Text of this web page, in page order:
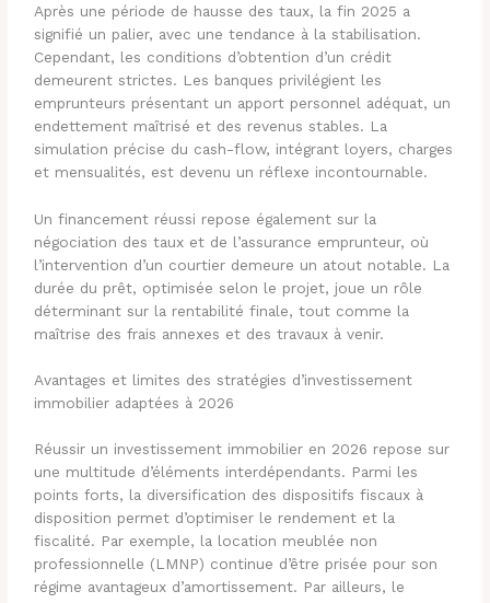
Après une période de hausse des taux, la fin 2025 a
signifié un palier, avec une tendance à la stabilisation.
Cependant, les conditions d’obtention d’un crédit
demeurent strictes. Les banques privilégient les
emprunteurs présentant un apport personnel adéquat, un
endettement maîtrisé et des revenus stables. La
simulation précise du cash-flow, intégrant loyers, charges
et mensualités, est devenu un réflexe incontournable.
Un financement réussi repose également sur la
négociation des taux et de l’assurance emprunteur, où
l’intervention d’un courtier demeure un atout notable. La
durée du prêt, optimisée selon le projet, joue un rôle
déterminant sur la rentabilité finale, tout comme la
maîtrise des frais annexes et des travaux à venir.
Avantages et limites des stratégies d’investissement
immobilier adaptées à 2026
Réussir un investissement immobilier en 2026 repose sur
une multitude d’éléments interdépendants. Parmi les
points forts, la diversification des dispositifs fiscaux à
disposition permet d’optimiser le rendement et la
fiscalité. Par exemple, la location meublée non
professionnelle (LMNP) continue d’être prisée pour son
régime avantageux d’amortissement. Par ailleurs, le